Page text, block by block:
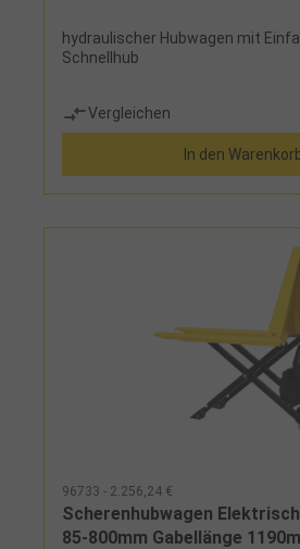
hydraulischer Hubwagen mit
Schnellhub
Vergleichen
In den
96733 - 2.256,24 €
Scherenhubwagen
85-800mm Gabellänge